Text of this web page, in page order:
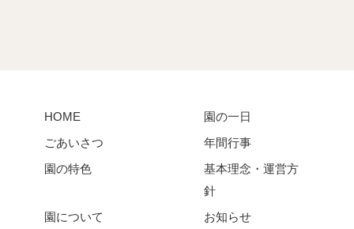
HOME
ごあいさつ
園の特色
園の一日
年間行事
基本理念・運営方
針
園について
お知らせ